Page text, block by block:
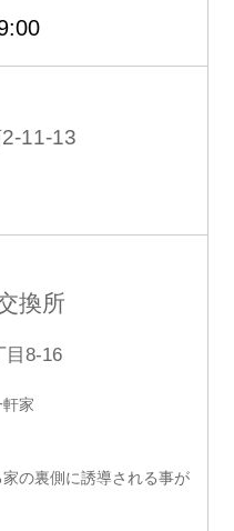
11-13
換所
目8-16
家
の裏側に誘導される事が